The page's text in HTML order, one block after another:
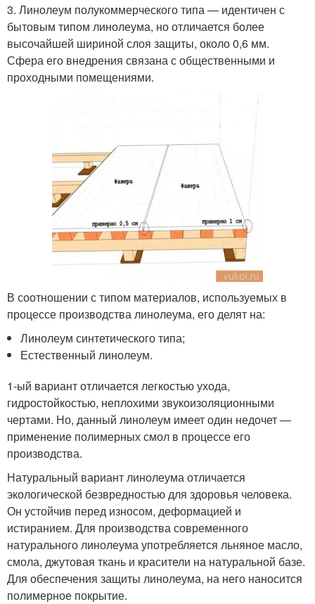
3. Линолеум полукоммерческого типа — идентичен с
бытовым типом линолеума, но отличается более
высочайшей шириной слоя защиты, около 0,6 мм.
Сфера его внедрения связана с общественными и
проходными помещениями.
В соотношении с типом материалов, используемых в
процессе производства линолеума, его делят на:
Линолеум синтетического типа;
Естественный линолеум.
1-ый вариант отличается легкостью ухода,
гидростойкостью, неплохими звукоизоляционными
чертами. Но, данный линолеум имеет один недочет —
применение полимерных смол в процессе его
производства.
Натуральный вариант линолеума отличается
экологической безвредностью для здоровья человека.
Он устойчив перед износом, деформацией и
истиранием. Для производства современного
натурального линолеума употребляется льняное масло,
смола, джутовая ткань и красители на натуральной базе.
Для обеспечения защиты линолеума, на него наносится
полимерное покрытие.